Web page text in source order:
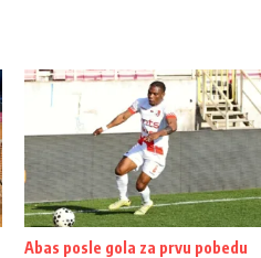
Abas posle gola za prvu pobedu